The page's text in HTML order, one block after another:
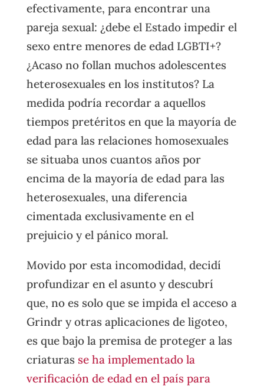
efectivamente, para encontrar una
pareja sexual: ¿debe el Estado impedir el
sexo entre menores de edad LGBTI+?
¿Acaso no follan muchos adolescentes
heterosexuales en los institutos? La
medida podría recordar a aquellos
tiempos pretéritos en que la mayoría de
edad para las relaciones homosexuales
se situaba unos cuantos años por
encima de la mayoría de edad para las
heterosexuales, una diferencia
cimentada exclusivamente en el
prejuicio y el pánico moral.
Movido por esta incomodidad, decidí
profundizar en el asunto y descubrí
que, no es solo que se impida el acceso a
Grindr y otras aplicaciones de ligoteo,
es que bajo la premisa de proteger a las
criaturas se ha implementado la
verificación de edad en el país para